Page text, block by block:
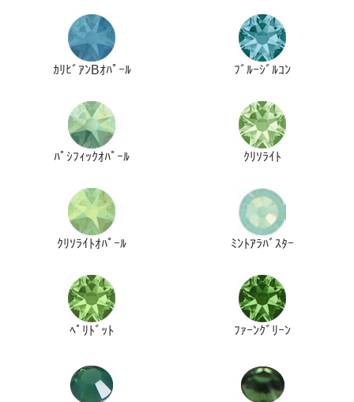
ｶﾘﾋﾞｱﾝBｵﾊﾟｰﾙ ﾌﾞﾙｰｼﾞﾙｺﾝ
ﾊﾟｼﾌｨｯｸｵﾊﾟｰﾙ ｸﾘｿﾗｲﾄ
ｸﾘｿﾗｲﾄｵﾊﾟｰﾙ ﾐﾝﾄｱﾗﾊﾞｽﾀｰ
ﾍﾟﾘﾄﾞｯﾄ ﾌｧｰﾝｸﾞﾘｰﾝ